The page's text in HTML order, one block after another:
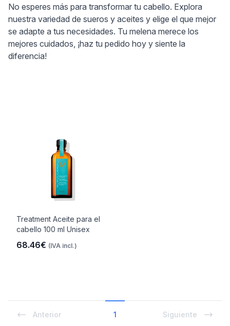
No esperes más para transformar tu cabello. Explora
nuestra variedad de sueros y aceites y elige el que mejor
se adapte a tus necesidades. Tu melena merece los
mejores cuidados, ¡haz tu pedido hoy y siente la
diferencia!
Treatment Aceite para el
cabello 100 ml Unisex
68.46€ (IVA incl.)
Anterior 1 Siguiente